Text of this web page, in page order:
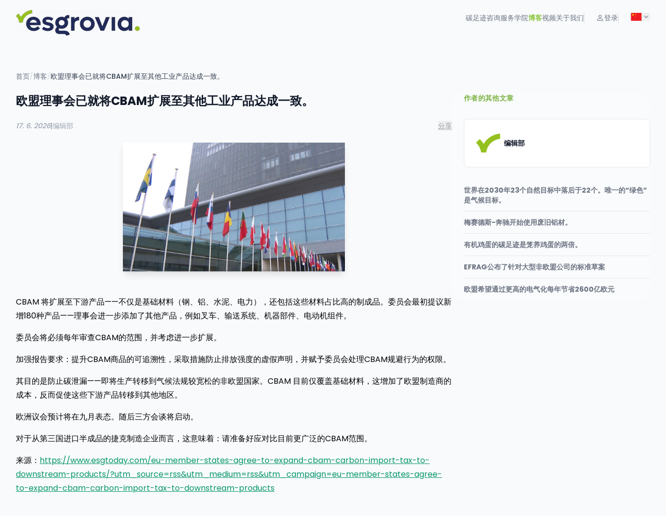
碳足迹咨询服务学院博客视频关于我们 登录
首页/博客/欧盟理事会已就将CBAM扩展至其他工业产品达成一致。
欧盟理事会已就将CBAM扩展至其他工业产品达成一致。
17. 6. 2026|编辑部 分享
CBAM 将扩展至下游产品——不仅是基础材料（钢、铝、水泥、电力），还包括这些材料占比高的制成品。委员会最初提议新
增180种产品——理事会进一步添加了其他产品，例如叉车、输送系统、机器部件、电动机组件。
委员会将必须每年审查CBAM的范围，并考虑进一步扩展。
加强报告要求：提升CBAM商品的可追溯性，采取措施防止排放强度的虚假声明，并赋予委员会处理CBAM规避行为的权限。
其目的是防止碳泄漏——即将生产转移到气候法规较宽松的非欧盟国家。CBAM 目前仅覆盖基础材料，这增加了欧盟制造商的
成本，反而促使这些下游产品转移到其他地区。
欧洲议会预计将在九月表态。随后三方会谈将启动。
对于从第三国进口半成品的捷克制造企业而言，这意味着：请准备好应对比目前更广泛的CBAM范围。
来源： https://www.esgtoday.com/eu-member-states-agree-to-expand-cbam-carbon-import-tax-to-
downstream-products/?utm_source=rss&utm_medium=rss&utm_campaign=eu-member-states-agree-
to-expand-cbam-carbon-import-tax-to-downstream-products
作者的其他文章
编辑部
世界在2030年23个自然目标中落后于22个。唯一的“绿色”
是气候目标。
梅赛德斯-奔驰开始使用废旧铝材。
有机鸡蛋的碳足迹是笼养鸡蛋的两倍。
EFRAG公布了针对大型非欧盟公司的标准草案
欧盟希望通过更高的电气化每年节省2600亿欧元